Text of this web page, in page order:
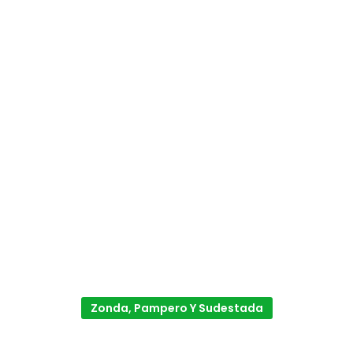
Zonda, Pampero Y Sudestada